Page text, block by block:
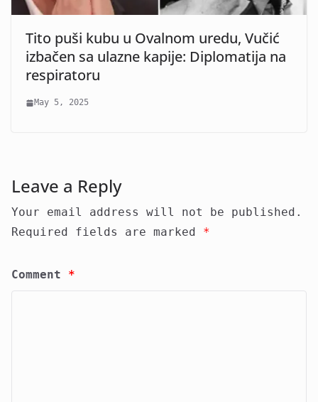
Tito puši kubu u Ovalnom uredu, Vučić
izbačen sa ulazne kapije: Diplomatija na
respiratoru
May 5, 2025
Leave a Reply
Your email address will not be published.
Required fields are marked *
Comment *